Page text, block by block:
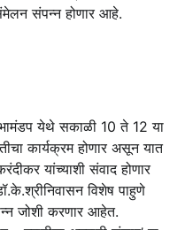
संपन्न होणार आहे.
येथे सकाळी 10 ते 12 या
कार्यक्रम होणार असून यात
यांच्याशी संवाद होणार
विशेष पाहुणे
जोशी करणार आहेत.